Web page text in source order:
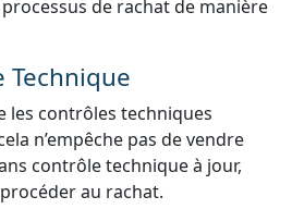
de rachat de manière
Technique
les contrôles techniques
n’empêche pas de vendre
contrôle technique à jour,
au rachat.